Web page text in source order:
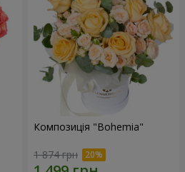
Композиція "Bohemia"
1 874 грн